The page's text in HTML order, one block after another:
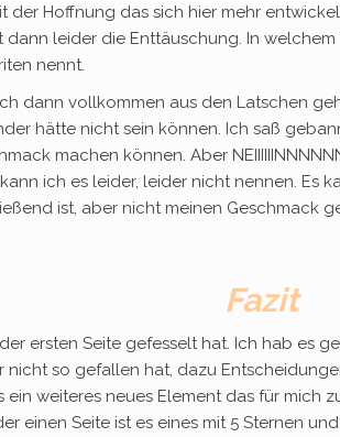
der Hoffnung das sich hier mehr
leider die Enttäuschung. In
nennt.
dann vollkommen aus den Latschen
hätte nicht sein können. Ich saß
machen können. Aber
ich es leider, leider nicht nennen. Es
ist, aber nicht meinen Geschmack
Fazit
ersten Seite gefesselt hat. Ich hab es
nicht so gefallen hat, dazu
ein weiteres neues Element das für mich
einen Seite ist es eines mit 5 Sternen